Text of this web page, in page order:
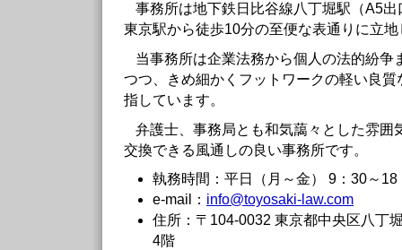
事務所は地下鉄日比谷線八丁堀駅（A5
東京駅から徒歩10分の至便な表通りに立
当事務所は企業法務から個人の法的紛争
つつ、きめ細かくフットワークの軽い良
指しています。
弁護士、事務局とも和気藹々とした雰囲
交換できる風通しの良い事務所です。
執務時間：平日（月～金） 9：30～18
e-mail： info@toyosaki-law.com
住所：〒104-0032 東京都中央区八
4階